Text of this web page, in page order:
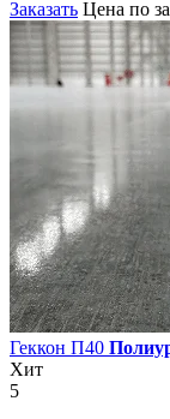
Заказать Цена по
Геккон П40
Хит
5